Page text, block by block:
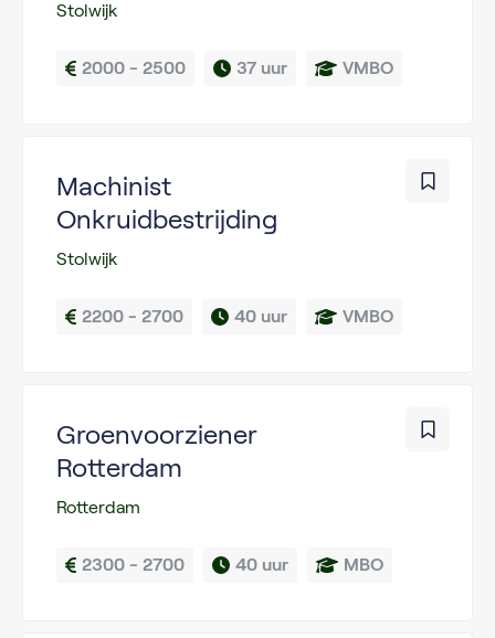
Stolwijk
2000 - 2500 37 uur VMBO
Machinist
Onkruidbestrijding
Stolwijk
2200 - 2700 40 uur VMBO
Groenvoorziener
Rotterdam
Rotterdam
2300 - 2700 40 uur MBO